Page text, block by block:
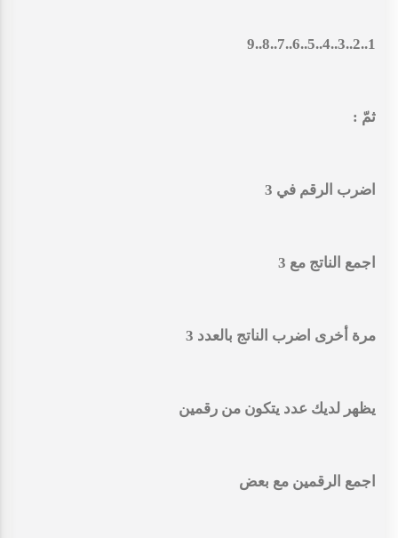
1..2..3..4..5..6..7..8..9
ثمّ :
اضرب الرقم في 3
اجمع الناتج مع 3
مرة أخرى اضرب الناتج بالعدد 3
يظهر لديك عدد يتكون من رقمين
اجمع الرقمين مع بعض